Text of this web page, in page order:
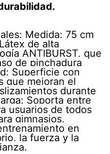
Medida: 75 cm
de alta
ANTIBURST, que
de pinchadura
Superficie con
que mejoran el
durante
Soporta entre
usuarios de todos
gimnasios,
en
la fuerza y la